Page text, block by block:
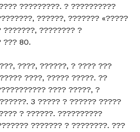
?????????. ? ??????????
??????, ??????? «?????
???????, ???????? ?
??? 80.
????, ??????, ? ???? ???
????, ????? ?????. ??
???? ?????, ?
3 ????? ? ?????? ?????
? ??????. ??????????
??????? ? ????????. ???